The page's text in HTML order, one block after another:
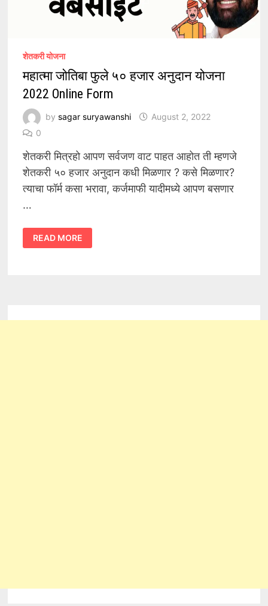
शेतकरी योजना
महात्मा जोतिबा फुले ५० हजार अनुदान योजना
2022 Online Form
by sagar suryawanshi
August 2, 2022
0
शेतकरी मित्रहो आपण सर्वजण वाट पाहत आहोत ती म्हणजे
शेतकरी ५० हजार अनुदान कधी मिळणार ? कसे मिळणार?
त्याचा फॉर्म कसा भरावा, कर्जमाफी यादीमध्ये आपण बसणार
…
महात्मा
जोतिबा
फुले
READ MORE